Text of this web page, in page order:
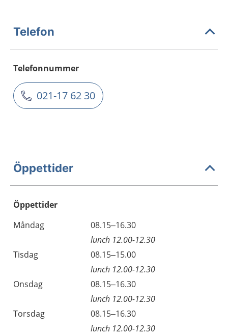
Telefon
Telefonnummer
021-17 62 30
Öppettider
Öppettider
Dag
Öppettider
Kommentarer
Måndag
08.15–16.30
lunch 12.00-12.30
Tisdag
08.15–15.00
lunch 12.00-12.30
Onsdag
08.15–16.30
lunch 12.00-12.30
Torsdag
08.15–16.30
lunch 12.00-12.30